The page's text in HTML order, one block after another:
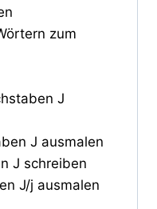
zum
J
J ausmalen
J schreiben
J/j ausmalen